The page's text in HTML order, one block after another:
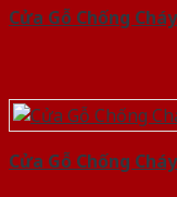
Cửa Gỗ Chống
Cửa Gỗ Chống